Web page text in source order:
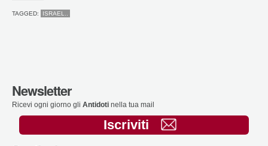
TAGGED: ISRAEL..
Newsletter
Ricevi ogni giorno gli Antidoti nella tua mail
Iscriviti